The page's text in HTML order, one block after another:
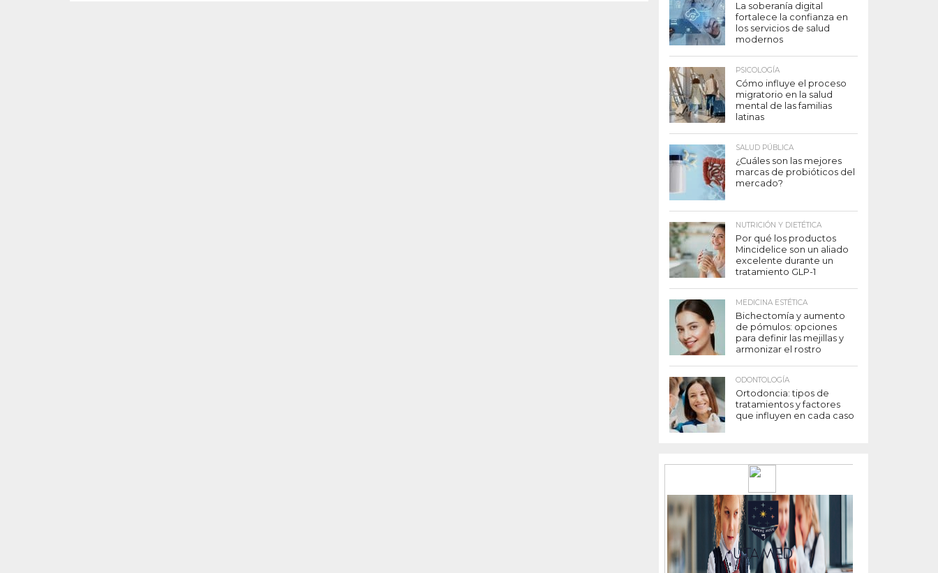
La soberanía digital
fortalece la confianza en
los servicios de salud
modernos
PSICOLOGÍA
Cómo influye el proceso
migratorio en la salud
mental de las familias
latinas
SALUD PÚBLICA
¿Cuáles son las mejores
marcas de probióticos del
mercado?
NUTRICIÓN Y DIETÉTICA
Por qué los productos
Mincidelice son un aliado
excelente durante un
tratamiento GLP-1
MEDICINA ESTÉTICA
Bichectomía y aumento
de pómulos: opciones
para definir las mejillas y
armonizar el rostro
ODONTOLOGÍA
Ortodoncia: tipos de
tratamientos y factores
que influyen en cada caso